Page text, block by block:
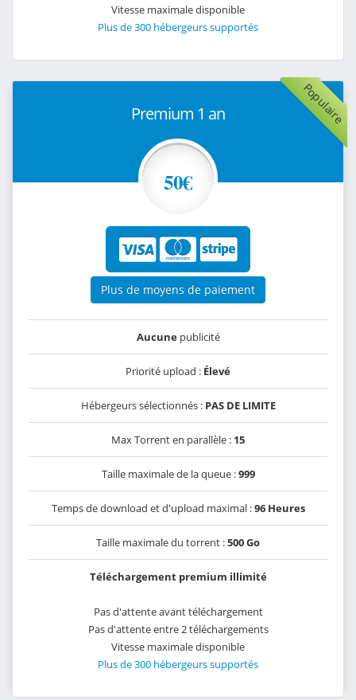
Vitesse maximale disponible
Plus de 300 hébergeurs supportés
Populaire
Premium 1 an
50€
Plus de moyens de paiement
Aucunepublicité
Priorité upload : Élevé
Hébergeurs sélectionnés : PAS DE LIMITE
Max Torrent en parallèle : 15
Taille maximale de la queue :999
Temps de download et d'upload maximal :96 Heures
Taille maximale du torrent :500 Go
Téléchargement premium illimité
Pas d'attente avant téléchargement
Pas d'attente entre 2 téléchargements
Vitesse maximale disponible
Plus de 300 hébergeurs supportés